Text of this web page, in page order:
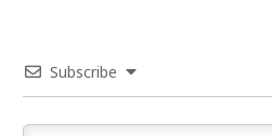
Subscribe